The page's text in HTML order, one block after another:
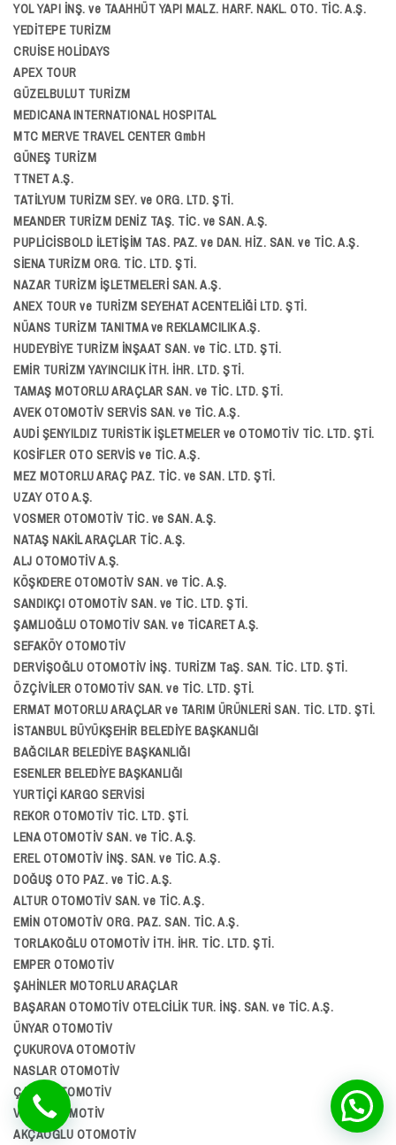
YOL YAPI İNŞ. ve TAAHHÜT YAPI MALZ. HARF. NAKL. OTO. TİC. A.Ş.
YEDİTEPE TURİZM
CRUİSE HOLİDAYS
APEX TOUR
GÜZELBULUT TURİZM
MEDICANA INTERNATIONAL HOSPITAL
MTC MERVE TRAVEL CENTER GmbH
GÜNEŞ TURİZM
TTNET A.Ş.
TATİLYUM TURİZM SEY. ve ORG. LTD. ŞTİ.
MEANDER TURİZM DENİZ TAŞ. TİC. ve SAN. A.Ş.
PUPLİCİSBOLD İLETİŞİM TAS. PAZ. ve DAN. HİZ. SAN. ve TİC. A.Ş.
SİENA TURİZM ORG. TİC. LTD. ŞTİ.
NAZAR TURİZM İŞLETMELERİ SAN. A.Ş.
ANEX TOUR ve TURİZM SEYEHAT ACENTELİĞİ LTD. ŞTİ.
NÜANS TURİZM TANITMA ve REKLAMCILIK A.Ş.
HUDEYBİYE TURİZM İNŞAAT SAN. ve TİC. LTD. ŞTİ.
EMİR TURİZM YAYINCILIK İTH. İHR. LTD. ŞTİ.
TAMAŞ MOTORLU ARAÇLAR SAN. ve TİC. LTD. ŞTİ.
AVEK OTOMOTİV SERVİS SAN. ve TİC. A.Ş.
AUDİ ŞENYILDIZ TURİSTİK İŞLETMELER ve OTOMOTİV TİC. LTD. ŞTİ.
KOSİFLER OTO SERVİS ve TİC. A.Ş.
MEZ MOTORLU ARAÇ PAZ. TİC. ve SAN. LTD. ŞTİ.
UZAY OTO A.Ş.
VOSMER OTOMOTİV TİC. ve SAN. A.Ş.
NATAŞ NAKİL ARAÇLAR TİC. A.Ş.
ALJ OTOMOTİV A.Ş.
KÖŞKDERE OTOMOTİV SAN. ve TİC. A.Ş.
SANDIKÇI OTOMOTİV SAN. ve TİC. LTD. ŞTİ.
ŞAMLIOĞLU OTOMOTİV SAN. ve TİCARET A.Ş.
SEFAKÖY OTOMOTİV
DERVİŞOĞLU OTOMOTİV İNŞ. TURİZM TaŞ. SAN. TİC. LTD. ŞTİ.
ÖZÇİVİLER OTOMOTİV SAN. ve TİC. LTD. ŞTİ.
ERMAT MOTORLU ARAÇLAR ve TARIM ÜRÜNLERİ SAN. TİC. LTD. ŞTİ.
İSTANBUL BÜYÜKŞEHİR BELEDİYE BAŞKANLIĞI
BAĞCILAR BELEDİYE BAŞKANLIĞI
ESENLER BELEDİYE BAŞKANLIĞI
YURTİÇİ KARGO SERVİSİ
REKOR OTOMOTİV TİC. LTD. ŞTİ.
LENA OTOMOTİV SAN. ve TİC. A.Ş.
EREL OTOMOTİV İNŞ. SAN. ve TİC. A.Ş.
DOĞUŞ OTO PAZ. ve TİC. A.Ş.
ALTUR OTOMOTİV SAN. ve TİC. A.Ş.
EMİN OTOMOTİV ORG. PAZ. SAN. TİC. A.Ş.
TORLAKOĞLU OTOMOTİV İTH. İHR. TİC. LTD. ŞTİ.
EMPER OTOMOTİV
ŞAHİNLER MOTORLU ARAÇLAR
BAŞARAN OTOMOTİV OTELCİLİK TUR. İNŞ. SAN. ve TİC. A.Ş.
ÜNYAR OTOMOTİV
ÇUKUROVA OTOMOTİV
NASLAR OTOMOTİV
ÇAĞRI OTOMOTİV
VEDA OTOMOTİV
AKÇAOĞLU OTOMOTİV